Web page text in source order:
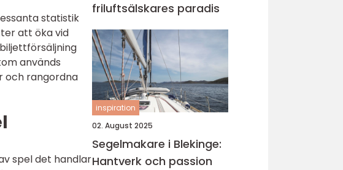
statistik
att öka vid
används
och rangordna
spel det handlar
friluftsälskares paradis
inspiration
02. August 2025
Segelmakare i Blekinge:
Hantverk och passion